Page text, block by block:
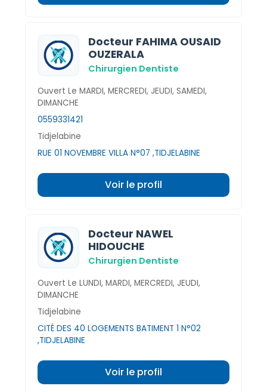
Docteur FAHIMA OUSAID
OUZERALA
Chirurgien Dentiste
Ouvert Le MARDI, MERCREDI, JEUDI, SAMEDI,
DIMANCHE
0559331421
Tidjelabine
RUE 01 NOVEMBRE VILLA N°07 ,TIDJELABINE
Voir le profil
Docteur NAWEL
HIDOUCHE
Chirurgien Dentiste
Ouvert Le LUNDI, MARDI, MERCREDI, JEUDI,
DIMANCHE
Tidjelabine
CITÉ DES 40 LOGEMENTS BATIMENT 1 N°02
,TIDJELABINE
Voir le profil